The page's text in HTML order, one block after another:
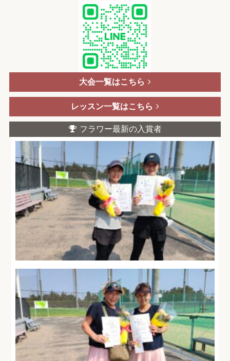
大会一覧はこちら
レッスン一覧はこちら
フラワー最新の入賞者